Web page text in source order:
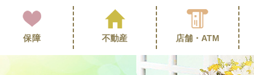
保障 不動産 店舗・ ATM